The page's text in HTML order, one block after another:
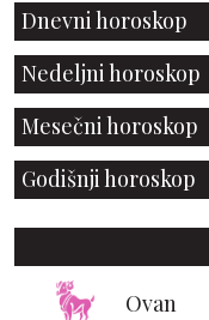
Dnevni horoskop
Nedeljni horoskop
Mesečni horoskop
Godišnji horoskop
Ovan